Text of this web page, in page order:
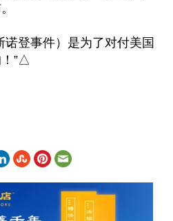
诺登事件）是为了对付美国
”△